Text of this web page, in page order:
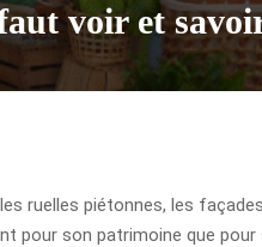
voir et
ruelles piétonnes, les
pour son patrimoine que